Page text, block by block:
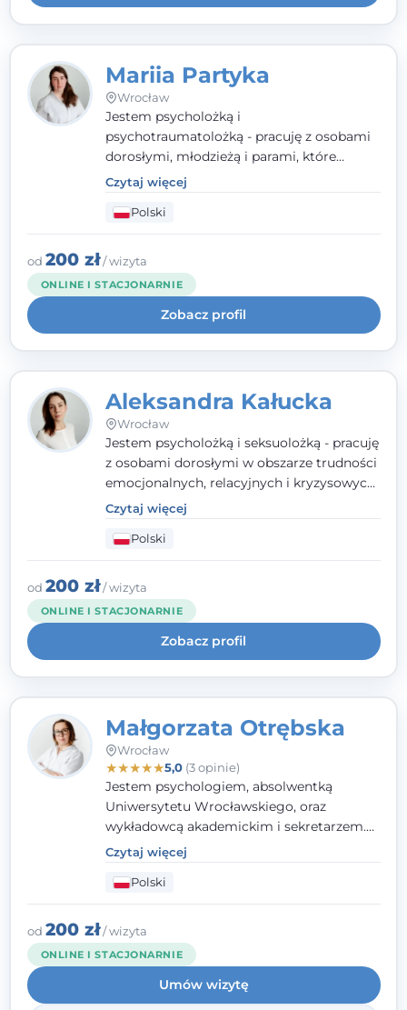
Mariia Partyka
Wrocław
Jestem psycholożką i
psychotraumatolożką - pracuję z osobami
dorosłymi, młodzieżą i parami, które
doświadczają kryzysów psychicznych,
traumy, stanów lękowych i trudności
relacyjnych. W pracy kieruję się
uważnością, empatią i głębokim
szacunkiem dla indywidualnej historii
każdego człowieka. Jestem w trakcie
czteroletniej szkoły psychoterapii
poznawczo-behawioralnej
rekomendowanej przez PTTPB.
Czytaj więcej
Polski
od 200 zł/ wizyta
ONLINE I STACJONARNIE
Zobacz profil
Aleksandra Kałucka
Wrocław
Jestem psycholożką i seksuolożką - pracuję
z osobami dorosłymi w obszarze trudności
emocjonalnych, relacyjnych i kryzysowych,
w tym z osobami po doświadczeniach
przemocy. Ukończyłam psychologię
kliniczną oraz studia podyplomowe z
interwencji kryzysowej i seksuologii
klinicznej na SWPS we Wrocławiu. W pracy
kieruję się empatią, etyką zawodową i
uważnością na potrzeby klienta.
Czytaj więcej
Polski
od 200 zł/ wizyta
ONLINE I STACJONARNIE
Zobacz profil
Małgorzata Otrębska
Wrocław
★★★★★5,0(3 opinie)
Jestem psychologiem, absolwentką
Uniwersytetu Wrocławskiego, oraz
wykładowcą akademickim i sekretarzem.
Dodatkowo mam kwalifikacje mediatora,
specjalizując się w sprawach rodzinnych,
cywilnych oraz karnych.
Czytaj więcej
Polski
od 200 zł/ wizyta
ONLINE I STACJONARNIE
Umów wizytę